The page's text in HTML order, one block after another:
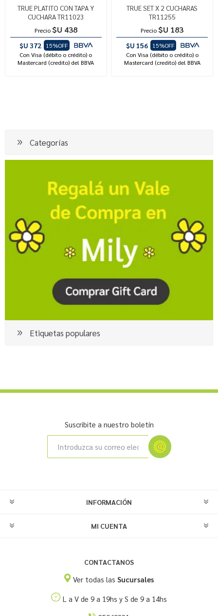
TRUE PLATITO CON TAPA Y
CUCHARA TR11023
Precio $U 438
$U 372
15%OFF
Con Visa (débito o crédito) o
Mastercard (credito) del BBVA
TRUE SET X 2 CUCHARAS
TR11255
Precio $U 183
$U 156
15%OFF
Con Visa (débito o crédito) o
Mastercard (credito) del BBVA
Categorías
Etiquetas populares
Suscribite a nuestro boletín
INFORMACIÓN
MI CUENTA
CONTACTANOS
Ver todas las Sucursales
L a V de 9 a 19hs y S de 9 a 14hs